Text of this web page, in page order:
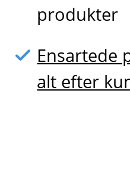
produkter
Ensartede
alt efter